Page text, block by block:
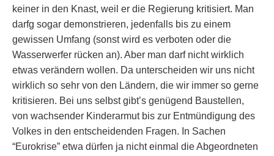
keiner in den Knast, weil er die Regierung kritisiert. Man
darfg sogar demonstrieren, jedenfalls bis zu einem
gewissen Umfang (sonst wird es verboten oder die
Wasserwerfer rücken an). Aber man darf nicht wirklich
etwas verändern wollen. Da unterscheiden wir uns nicht
wirklich so sehr von den Ländern, die wir immer so gerne
kritisieren. Bei uns selbst gibt’s genügend Baustellen,
von wachsender Kinderarmut bis zur Entmündigung des
Volkes in den entscheidenden Fragen. In Sachen
“Eurokrise” etwa dürfen ja nicht einmal die Abgeordneten